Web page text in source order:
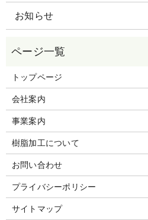
お知らせ
トップページ
会社案内
事業案内
樹脂加工について
お問い合わせ
プライバシーポリシー
サイトマップ